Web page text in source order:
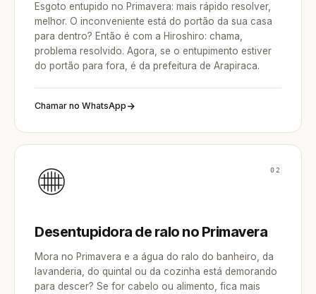
Esgoto entupido no Primavera: mais rápido resolver,
melhor. O inconveniente está do portão da sua casa
para dentro? Então é com a Hiroshiro: chama,
problema resolvido. Agora, se o entupimento estiver
do portão para fora, é da prefeitura de Arapiraca.
Chamar no WhatsApp
02
Desentupidora de ralo no Primavera
Mora no Primavera e a água do ralo do banheiro, da
lavanderia, do quintal ou da cozinha está demorando
para descer? Se for cabelo ou alimento, fica mais